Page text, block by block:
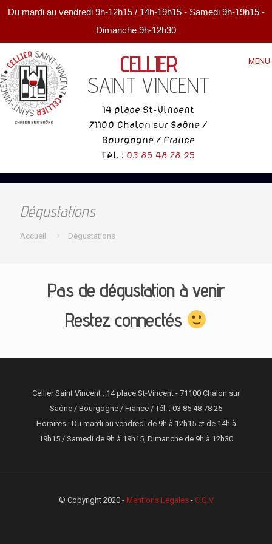
Du mardi au vendredi 9h-12h15 / 14h-19h15 - Samedi 9h-19h15 -
Dimanche 9h-12h30
CELLIER
SAINT VINCENT
14 place St-Vincent
71100 Chalon sur Saône /
Bourgogne / France
Tél. : 03 85 48 78 25
MENU
Dégustations
Accueil Dégustations
Pas de dégustation à venir
Restez connectés
Cellier Saint Vincent : 14 place St-Vincent - 71100 Chalon sur
Saône / Bourgogne / France / Tél. : 03 85 48 78 25
Horaires : Du mardi au vendredi de 9h à 12h15 et de 14h à
19h15 / Samedi de 9h à 19h15, Dimanche de 9h à 12h30
© Copyright 2020 - Mentions Légales- C.G.V